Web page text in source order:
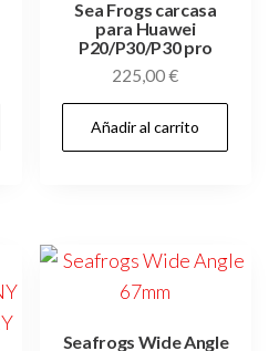
Sea Frogs carcasa
para Huawei
P20/P30/P30 pro
225,00€
Añadir al carrito
Seafrogs Wide Angle